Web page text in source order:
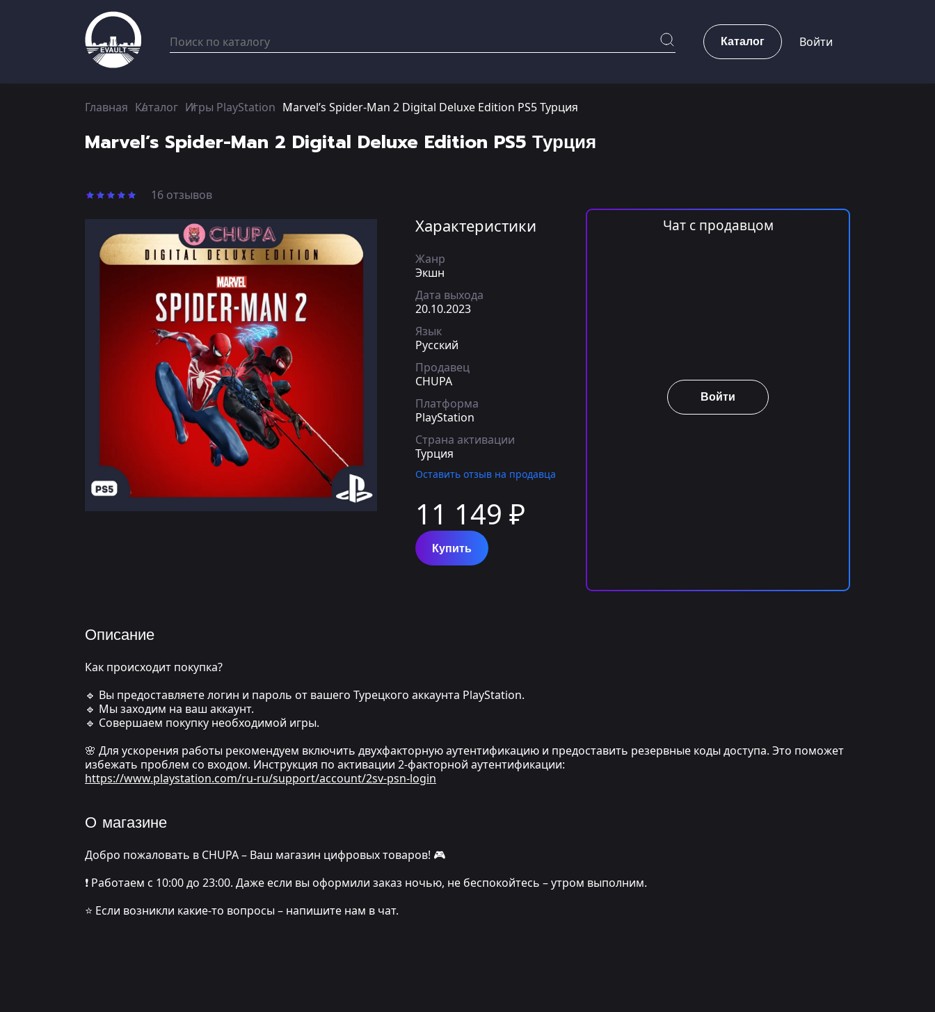
Каталог Войти
Главная Каталог Игры PlayStation Marvel’s Spider-Man 2 Digital Deluxe Edition PS5 Турция
Marvel’s Spider-Man 2 Digital Deluxe Edition PS5 Турция
16 отзывов
Характеристики
Жанр
Экшн
Дата выхода
20.10.2023
Язык
Русский
Продавец
CHUPA
Платформа
PlayStation
Страна активации
Турция
Оставить отзыв на продавца
11 149 ₽
Купить
Чат с продавцом
Войти
Описание
Как происходит покупка?
🔹 Вы предоставляете логин и пароль от вашего Турецкого аккаунта PlayStation.
🔹 Мы заходим на ваш аккаунт.
🔹 Совершаем покупку необходимой игры.
🌸 Для ускорения работы рекомендуем включить двухфакторную аутентификацию и предоставить резервные коды доступа. Это поможет
избежать проблем со входом. Инструкция по активации 2-факторной аутентификации:
https://www.playstation.com/ru-ru/support/account/2sv-psn-login
О магазине
Добро пожаловать в CHUPA – Ваш магазин цифровых товаров! 🎮
❗️ Работаем с 10:00 до 23:00. Даже если вы оформили заказ ночью, не беспокойтесь – утром выполним.
⭐️ Если возникли какие-то вопросы – напишите нам в чат.